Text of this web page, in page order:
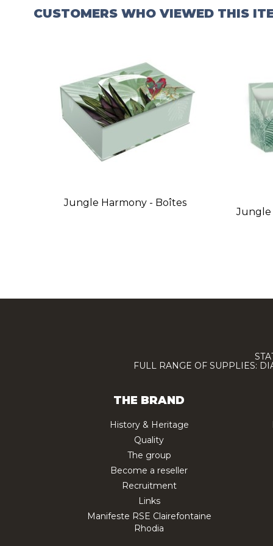
CUSTOMERS WHO VIEWED THIS
Jungle Harmony - Boîtes
Jungle
FULL RANGE OF SUPPLIES:
THE BRAND
History & Heritage
Quality
The group
Become a reseller
Recruitment
Links
Manifeste RSE Clairefontaine
Rhodia